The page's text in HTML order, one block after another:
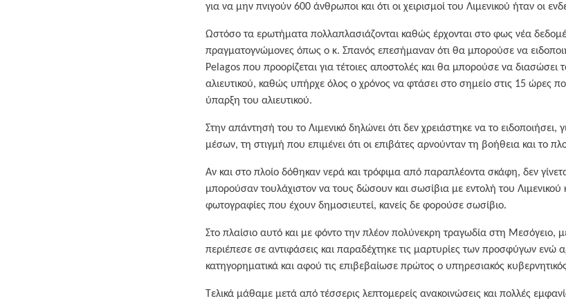
για να μην πνιγούν 600 άνθρωποι και ότι οι χειρισμοί του Λιμενικού ήταν οι
Ωστόσο τα ερωτήματα πολλαπλασιάζονται καθώς έρχονται στο φως νέα
πραγματογνώμονες όπως ο κ. Σπανός επεσήμαναν ότι θα μπορούσε να
Pelagos που προορίζεται για τέτοιες αποστολές και θα μπορούσε να διασώσει
αλιευτικού, καθώς υπήρχε όλος ο χρόνος να φτάσει στο σημείο στις 15 ώρες
ύπαρξη του αλιευτικού.
Στην απάντησή του το Λιμενικό δηλώνει ότι δεν χρειάστηκε να το ειδοποιήσει,
μέσων, τη στιγμή που επιμένει ότι οι επιβάτες αρνούνταν τη βοήθεια και το
Αν και στο πλοίο δόθηκαν νερά και τρόφιμα από παραπλέοντα σκάφη, δεν
μπορούσαν τουλάχιστον να τους δώσουν και σωσίβια με εντολή του Λιμενικού
φωτογραφίες που έχουν δημοσιευτεί, κανείς δε φορούσε σωσίβιο.
Στο πλαίσιο αυτό και με φόντο την πλέον πολύνεκρη τραγωδία στη Μεσόγειο,
περιέπεσε σε αντιφάσεις και παραδέχτηκε τις μαρτυρίες των προσφύγων ενώ
κατηγορηματικά και αφού τις επιβεβαίωσε πρώτος ο υπηρεσιακός
Τελικά μάθαμε μετά από τέσσερις λεπτομερείς ανακοινώσεις και πολλές